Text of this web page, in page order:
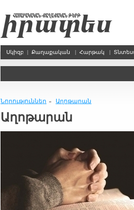
Սկիզբ | Քաղաքական | Հարթակ |
Նորություններ » Աղոթարան
Աղոթարան